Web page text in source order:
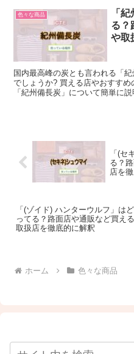
色々な商品
「
る？
や取
国内最高峰の炭とも言われる「
でしょうか? 買える店やおすすめ
「紀州備長炭」について簡単に
「(セ
る？
店を
「(ゾイド) ハンターウルフ」は
ってる？路面店や通販など買え
取扱店を徹底的に解釈
ホーム 色々な商品